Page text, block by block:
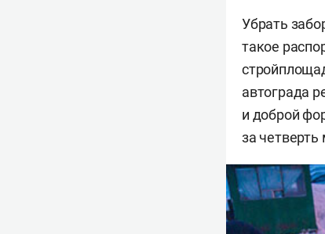
Убрать
такое
автограда
и доброй
за